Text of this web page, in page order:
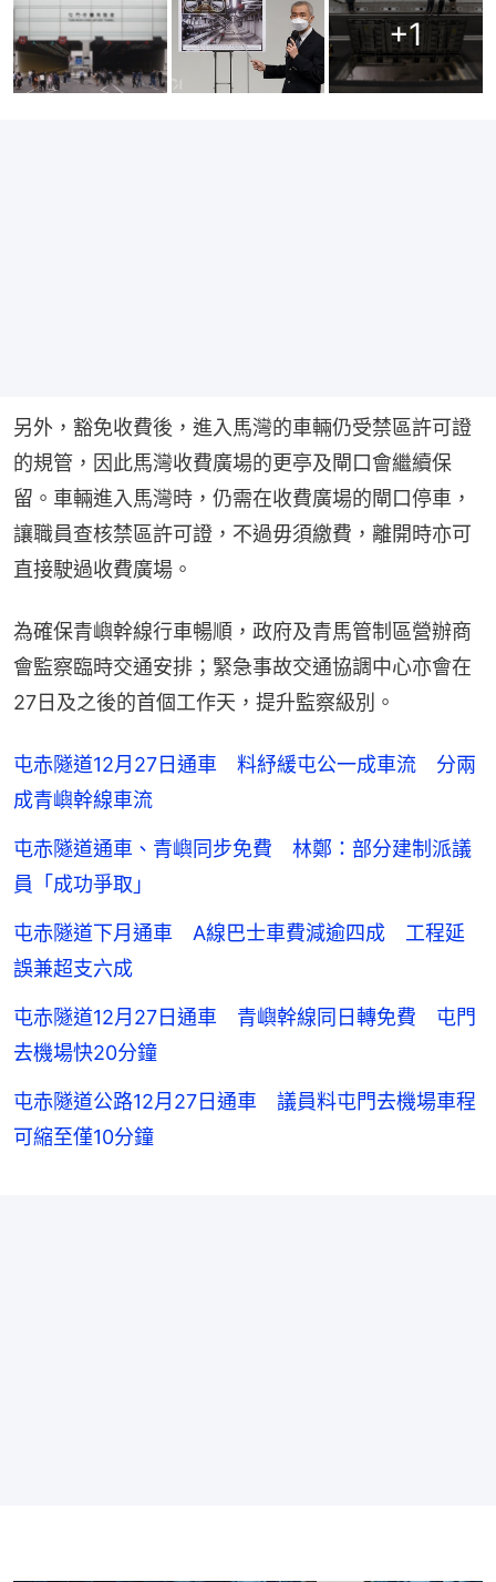
+1
另外，豁免收費後，進入馬灣的車輛仍受禁區許可證
的規管，因此馬灣收費廣場的更亭及閘口會繼續保
留。車輛進入馬灣時，仍需在收費廣場的閘口停車，
讓職員查核禁區許可證，不過毋須繳費，離開時亦可
直接駛過收費廣場。
為確保青嶼幹線行車暢順，政府及青馬管制區營辦商
會監察臨時交通安排；緊急事故交通協調中心亦會在
27日及之後的首個工作天，提升監察級別。
屯赤隧道12月27日通車 料紓緩屯公一成車流 分兩
成青嶼幹線車流
屯赤隧道通車、青嶼同步免費 林鄭：部分建制派議
員「成功爭取」
屯赤隧道下月通車 A線巴士車費減逾四成 工程延
誤兼超支六成
屯赤隧道12月27日通車 青嶼幹線同日轉免費 屯門
去機場快20分鐘
屯赤隧道公路12月27日通車 議員料屯門去機場車程
可縮至僅10分鐘